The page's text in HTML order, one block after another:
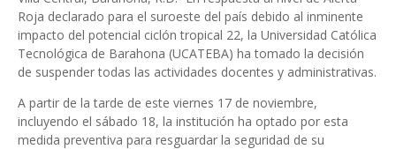
Roja declarado para el suroeste del país debido al inminente
impacto del potencial ciclón tropical 22, la Universidad Católica
Tecnológica de Barahona (UCATEBA) ha tomado la decisión
de suspender todas las actividades docentes y administrativas.
A partir de la tarde de este viernes 17 de noviembre,
incluyendo el sábado 18, la institución ha optado por esta
medida preventiva para resguardar la seguridad de su